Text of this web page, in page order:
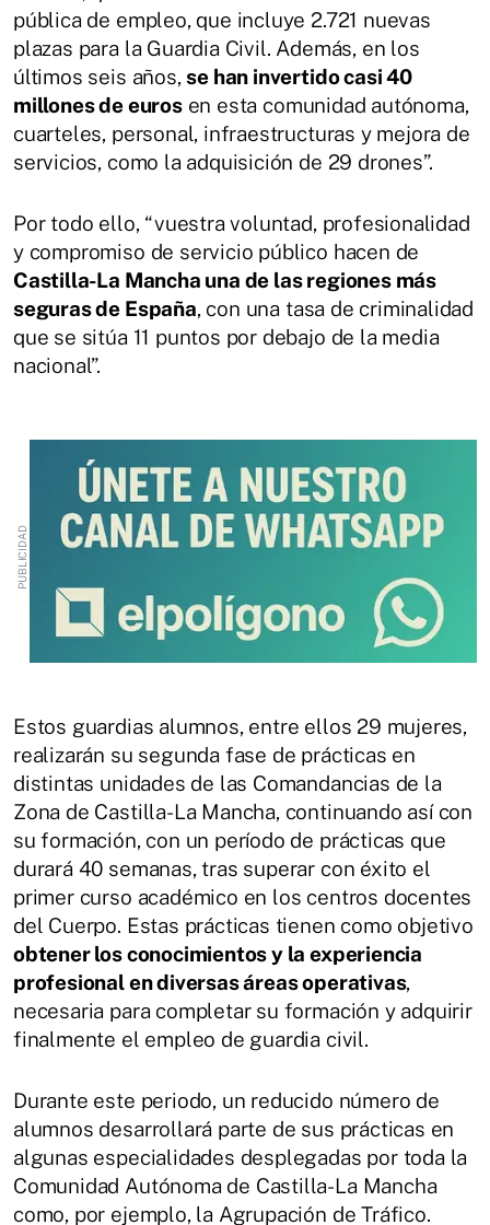
pública de empleo, que incluye 2.721 nuevas
plazas para la Guardia Civil. Además, en los
últimos seis años,se han invertido casi 40
millones de eurosen esta comunidad autónoma,
cuarteles, personal, infraestructuras y mejora de
servicios, como la adquisición de 29 drones”.
Por todo ello, “vuestra voluntad, profesionalidad
y compromiso de servicio público hacen de
Castilla-La Mancha una de las regiones más
seguras de España, con una tasa de criminalidad
que se sitúa 11 puntos por debajo de la media
nacional”.
Estos guardias alumnos, entre ellos 29 mujeres,
realizarán su segunda fase de prácticas en
distintas unidades de las Comandancias de la
Zona de Castilla-La Mancha, continuando así con
su formación, con un período de prácticas que
durará 40 semanas, tras superar con éxito el
primer curso académico en los centros docentes
del Cuerpo. Estas prácticas tienen como objetivo
obtener los conocimientos y la experiencia
profesional en diversas áreas operativas,
necesaria para completar su formación y adquirir
finalmente el empleo de guardia civil.
Durante este periodo, un reducido número de
alumnos desarrollará parte de sus prácticas en
algunas especialidades desplegadas por toda la
Comunidad Autónoma de Castilla-La Mancha
como, por ejemplo, la Agrupación de Tráfico.